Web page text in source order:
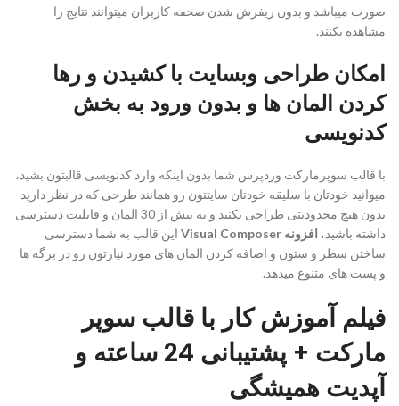
صورت میباشد و بدون ریفرش شدن صحفه کاربران میتوانند نتایج را
مشاهده بکنند.
امکان طراحی وبسایت با کشیدن و رها
کردن المان ها و بدون ورود به بخش
کدنویسی
با قالب سوپرمارکت وردپرس شما بدون اینکه وارد کدنویسی قالبتون بشید،
میوانید خودتان با سلیقه خودتان سایتتون رو همانند طرحی که در نظر دارید
بدون هیچ محدودیتی طراحی بکنید و به بیش از 30 المان و قابلیت دسترسی
داشته باشید، افزونه Visual Composer
این قالب به شما دسترسی
ساختن سطر و ستون و اضافه کردن المان های مورد نیازتون رو در برگه ها
و پست های متنوع میدهد.
فیلم آموزش کار با قالب سوپر
مارکت + پشتیبانی 24 ساعته و
آپدیت همیشگی